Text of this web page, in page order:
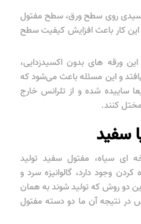
روی سطح ورق، سطح مفتول
کار باعث افزایش کیفیت سطح
این ورقه های بدون اکسیدزدایی،
و این مسئله باعث می‌شود که
ساییده شده و از تلرانس خارج
مختل کنند.
سفید
ای سیاه، مفتول سفید تولید
وجود دارد، گالوانیزه سرد و
دو روش که تولید شوند به همان
در نتیجه آن ما دو دسته مفتول